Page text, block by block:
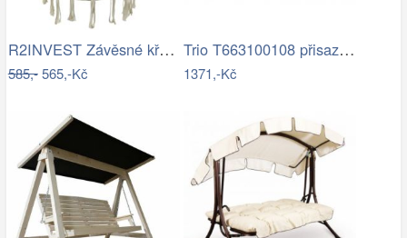
R2INVEST Závěsné křeslo s třásněmi…
585,-565,-Kč
Trio T663100108 přisazené stropní…
1371,-Kč